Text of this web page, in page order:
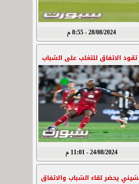
28/08/2024 - 8:55 م
الاتفاق للتغلب على الشباب
24/08/2024 - 11:01 م
يحضر لقاء الشباب والاتفاق